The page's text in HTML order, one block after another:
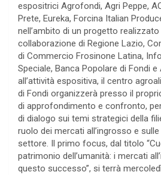
espositrici Agrofondi, Agri Peppe,
Prete, Eureka, Forcina Italian
nell’ambito di un progetto
collaborazione di Regione Lazio,
di Commercio Frosinone Latina,
Speciale, Banca Popolare di Fondi
all’attività espositiva, il centro
di Fondi organizzerà presso il
di approfondimento e confronto,
di dialogo sui temi strategici della
ruolo dei mercati all’ingrosso e
settore. Il primo focus, dal titolo
patrimonio dell’umanità: i mercati
questo successo”, si terrà